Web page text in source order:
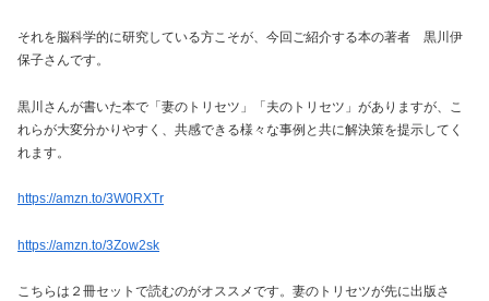
それを脳科学的に研究している方こそが、今回ご紹介する本の著者 黒川伊
保子さんです。
黒川さんが書いた本で「妻のトリセツ」「夫のトリセツ」がありますが、こ
れらが大変分かりやすく、共感できる様々な事例と共に解決策を提示してく
れます。
https://amzn.to/3W0RXTr
https://amzn.to/3Zow2sk
こちらは２冊セットで読むのがオススメです。妻のトリセツが先に出版さ